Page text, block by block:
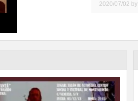
2020/07/02 by